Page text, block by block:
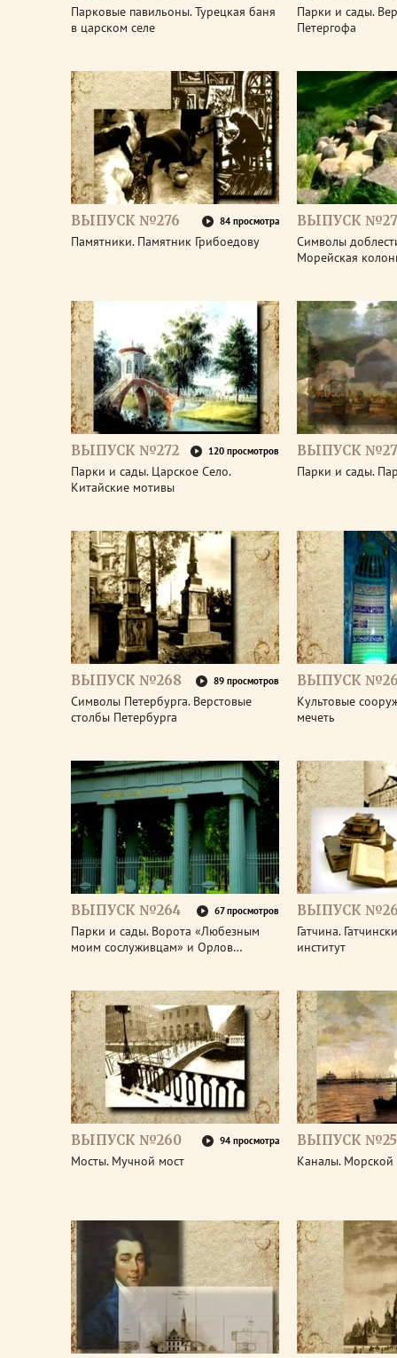
Парковые павильоны. Турецкая баня
в царском селе
Парки и сады.
Петергофа
ВЫПУСК №276 84 просмотра
Памятники. Памятник Грибоедову
ВЫПУСК
Символы
Морейская
ВЫПУСК №272 120 просмотров
Парки и сады. Царское Село.
Китайские мотивы
ВЫПУСК
Парки и сады.
ВЫПУСК №268 89 просмотров
Символы Петербурга. Верстовые
столбы Петербурга
ВЫПУСК
Культовые
мечеть
ВЫПУСК №264 67 просмотров
Парки и сады. Ворота «Любезным
моим сослуживцам» и Орлов…
ВЫПУСК
Гатчина.
институт
ВЫПУСК №260 94 просмотра
Мосты. Мучной мост
ВЫПУСК
Каналы. Морской